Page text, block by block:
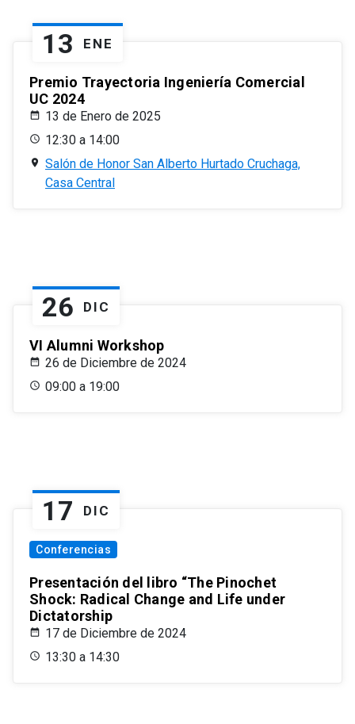
13 ENE
Premio Trayectoria Ingeniería Comercial
UC 2024
13 de Enero de 2025
12:30 a 14:00
Salón de Honor San Alberto Hurtado Cruchaga,
Casa Central
26 DIC
VI Alumni Workshop
26 de Diciembre de 2024
09:00 a 19:00
17 DIC
Conferencias
Presentación del libro “The Pinochet
Shock: Radical Change and Life under
Dictatorship
17 de Diciembre de 2024
13:30 a 14:30